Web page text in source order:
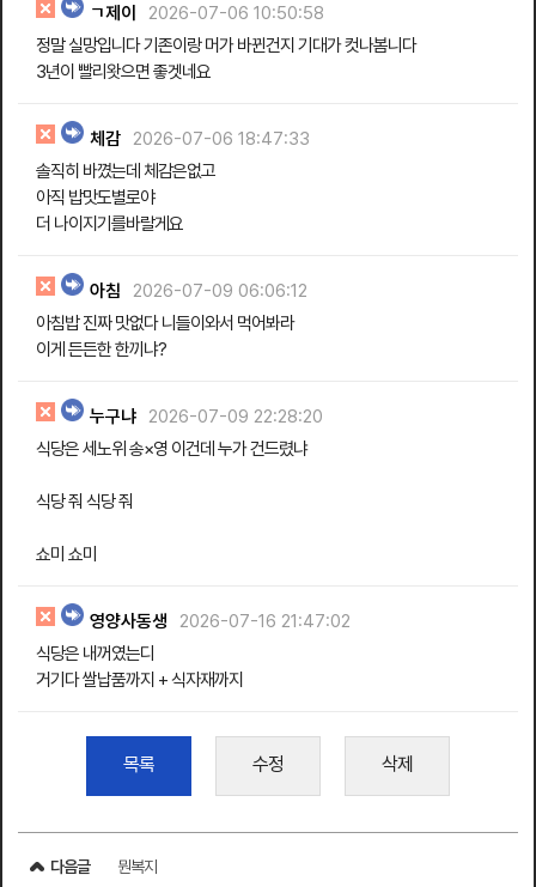
ㄱ제이
2026-07-06 10:50:58
정말 실망입니다 기존이랑 머가 바뀐건지 기대가 컷나봄니다
3년이 빨리왓으면 좋겟네요
체감
2026-07-06 18:47:33
솔직히 바꼈는데 체감은없고
아직 밥맛도별로야
더 나이지기를바랄게요
아침
2026-07-09 06:06:12
아침밥 진짜 맛없다 니들이와서 먹어봐라
이게 든든한 한끼냐?
누구냐
2026-07-09 22:28:20
식당은 세노위 송×영 이건데 누가 건드렸냐
식당 줘 식당 줘
쇼미 쇼미
영양사동생
2026-07-16 21:47:02
식당은 내꺼였는디
거기다 쌀납품까지 + 식자재까지
목록 수정 삭제
다음글 뭔복지